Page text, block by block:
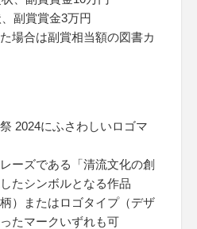
副賞賞金3万円
場合は副賞相当額の図書カ
2024にふさわしいロゴマ
ーズである「清流文化の創
たシンボルとなる作品
）またはロゴタイプ（デザ
たマークいずれも可